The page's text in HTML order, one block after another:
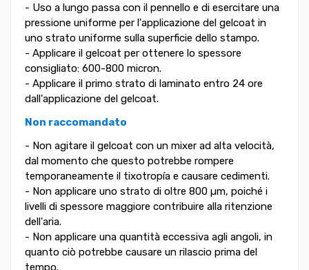
- Uso a lungo passa con il pennello e di esercitare una
pressione uniforme per l'applicazione del gelcoat in
uno strato uniforme sulla superficie dello stampo.
- Applicare il gelcoat per ottenere lo spessore
consigliato: 600-800 micron.
- Applicare il primo strato di laminato entro 24 ore
dall'applicazione del gelcoat.
Non raccomandato
- Non agitare il gelcoat con un mixer ad alta velocità,
dal momento che questo potrebbe rompere
temporaneamente il tixotropía e causare cedimenti.
- Non applicare uno strato di oltre 800 µm, poiché i
livelli di spessore maggiore contribuire alla ritenzione
dell'aria.
- Non applicare una quantità eccessiva agli angoli, in
quanto ciò potrebbe causare un rilascio prima del
tempo.